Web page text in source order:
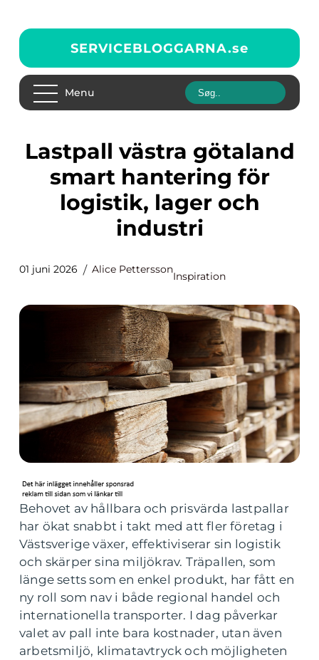
SERVICEBLOGGARNA.se
Menu
Lastpall västra götaland
smart hantering för
logistik, lager och
industri
01 juni 2026 Alice Pettersson
Inspiration
Behovet av hållbara och prisvärda lastpallar
har ökat snabbt i takt med att fler företag i
Västsverige växer, effektiviserar sin logistik
och skärper sina miljökrav. Träpallen, som
länge setts som en enkel produkt, har fått en
ny roll som nav i både regional handel och
internationella transporter. I dag påverkar
valet av pall inte bara kostnader, utan även
arbetsmiljö, klimatavtryck och möjligheten